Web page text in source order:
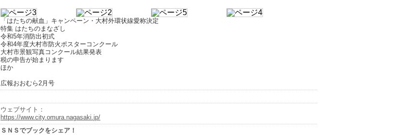
「はたちの献血」キャンペーン・大村外環状線愛称決定
特集 はたちのまなざし
令和5年消防出初式
令和4年度大村市防火ポスターコンクール
大村市景観写真コンクール結果発表
税の申告が始まります
ほか
広報おおむら2月号
ウェブサイト：
https://www.city.omura.nagasaki.jp/
ＳＮＳでブックをシェア！